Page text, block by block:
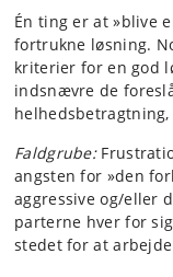
Én ting er at »blive
fortrukne løsning.
kriterier for en god
indsnævre de
Faldgrube:
angsten for »den
aggressive og/eller
parterne hver for
stedet for at